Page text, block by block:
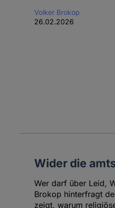
Volker Brokop
26.02.2026
Wider die
Wer darf über Leid,
Brokop hinterfragt
zeigt, warum